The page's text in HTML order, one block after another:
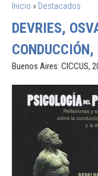
SE ENCUENTRA USTED
Inicio » Destacados
DEVRIES,
Buenos Aires: CICCUS,